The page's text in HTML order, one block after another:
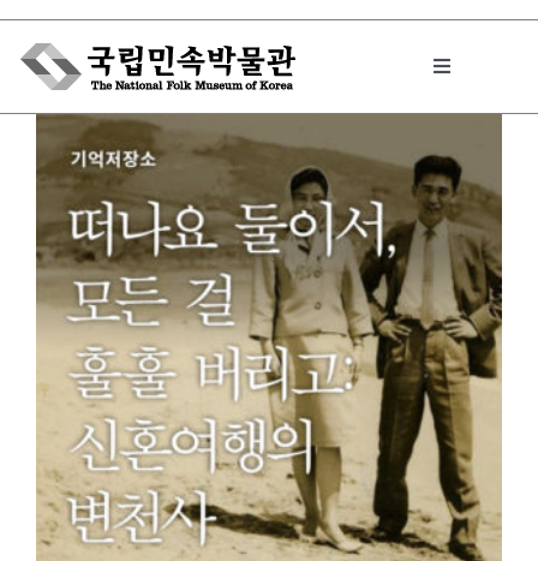
Skip
content
Toggle
박물관에서는
민속이야기
민속 인사이드
원문보기 PDF
박물관 홈페이지